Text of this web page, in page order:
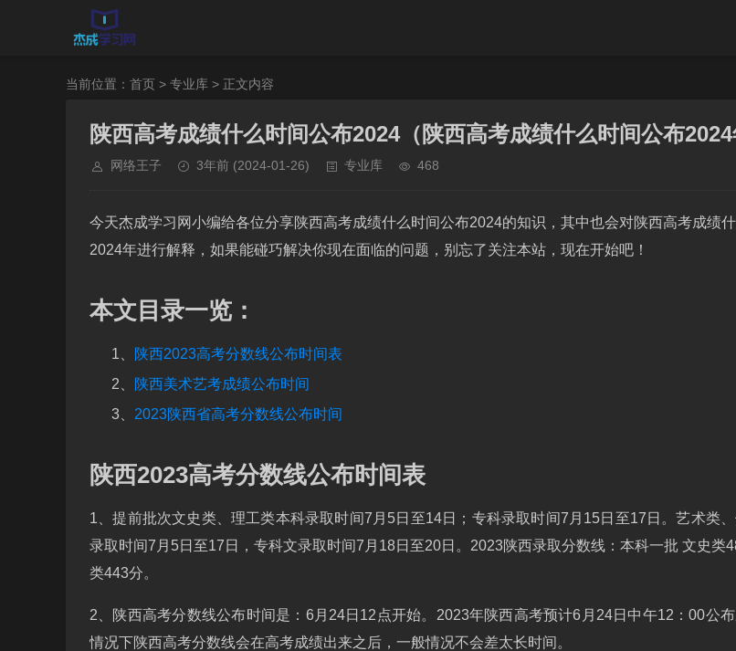
当前位置： 首页 > 专业库 > 正文内容
陕西高考成绩什么时间公布2024（陕西高考成绩什么时间公布2024
网络王子 3年前 (2024-01-26) 专业库 468
今天杰成学习网小编给各位分享陕西高考成绩什么时间公布2024的知识，其中也会对陕西高考成绩
2024年进行解释，如果能碰巧解决你现在面临的问题，别忘了关注本站，现在开始吧！
本文目录一览：
1、
陕西2023高考分数线公布时间表
2、
陕西美术艺考成绩公布时间
3、 2023陕西省高考分数线公布时间
陕西2023高考分数线公布时间表
1、提前批次文史类、理工类本科录取时间7月5日至14日；专科录取时间7月15日至17日。艺术类
录取时间7月5日至17日，专科文录取时间7月18日至20日。2023陕西录取分数线：本科一批 文史类
类443分。
2、陕西高考分数线公布时间是：6月24日12点开始。2023年陕西高考预计6月24日中午12：00公
情况下陕西高考分数线会在高考成绩出来之后，一般情况不会差太长时间。